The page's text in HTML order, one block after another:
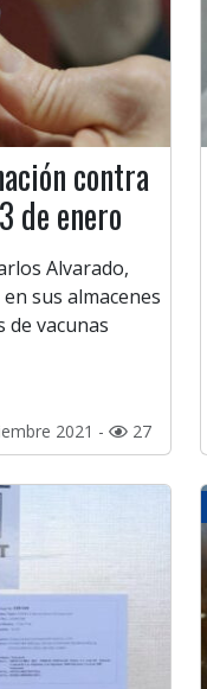
contra
de enero
Alvarado,
sus almacenes
de vacunas
2021 - 27